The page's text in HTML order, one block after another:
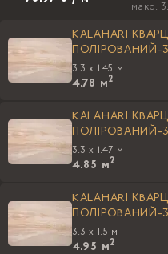
макс.
KALAHARI
ПОЛIРОВАНИЙ-
3.3 x 1.45 м
4.78 м2
KALAHARI
ПОЛIРОВАНИЙ-
3.3 x 1.47 м
4.85 м2
KALAHARI
ПОЛIРОВАНИЙ-
3.3 x 1.5 м
4.95 м2